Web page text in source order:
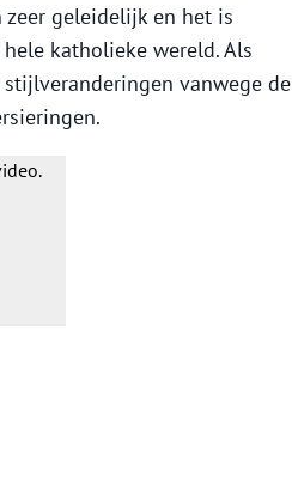
geleidelijk en het is
katholieke wereld. Als
vanwege de